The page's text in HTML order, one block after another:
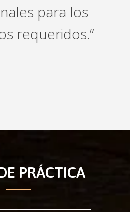
para los
requeridos.”
PRÁCTICA